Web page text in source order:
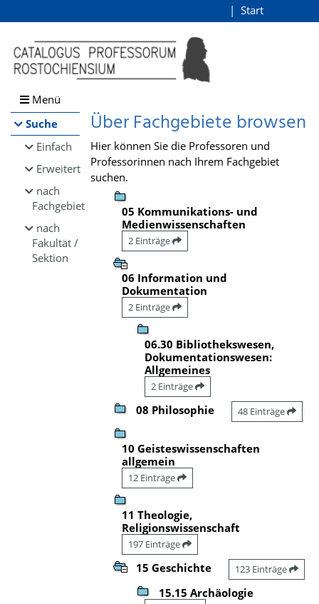
Browsen
direkt zum Inhalt
Start
Menü
Suche
Einfach
Erweitert
nach
Fachgebiet
nach
Fakultät /
Sektion
Über Fachgebiete browsen
Hier können Sie die Professoren und
Professorinnen nach Ihrem Fachgebiet
suchen.
05 Kommunikations- und
Medienwissenschaften
2 Einträge
06 Information und
Dokumentation
2 Einträge
06.30 Bibliothekswesen,
Dokumentationswesen:
Allgemeines
2 Einträge
08 Philosophie 48 Einträge
10 Geisteswissenschaften
allgemein
12 Einträge
11 Theologie,
Religionswissenschaft
197 Einträge
15 Geschichte 123 Einträge
15.15 Archäologie